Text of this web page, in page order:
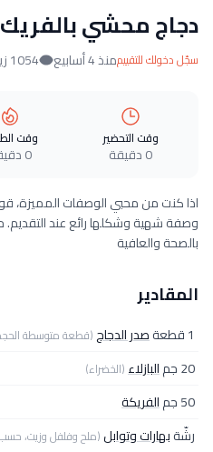
دجاج محشي بالفريك
سجّل دخولك للتقييممنذ 4 أسابيع 1054 زيارات
وقت التحضير
0 دقيقة
وقت
0 دقيقة
اذا كنت من محبي الوصفات المميزة،
وصفة شهية وشكلها رائع عند
بالصحة والعافية
المقادير
1 قطعة صدر الدجاج(قطعة متوسطة
20 جم البازلاء(الخضراء)
50 جم
الفريكة
رشّةبهارات وتوابل(ملح وفلفل وزيت، حسب